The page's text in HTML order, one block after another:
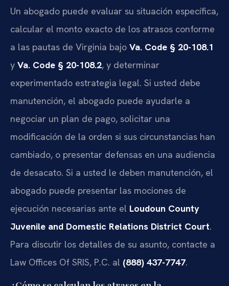
Un abogado puede evaluar su situación específica,
calcular el monto exacto de los atrasos conforme
a las pautas de Virginia bajo Va. Code § 20-108.1
y Va. Code § 20-108.2, y determinar
experimentado estrategia legal. Si usted debe
manutención, el abogado puede ayudarle a
negociar un plan de pago, solicitar una
modificación de la orden si sus circunstancias han
cambiado, o presentar defensas en una audiencia
de desacato. Si a usted le deben manutención, el
abogado puede presentar las mociones de
ejecución necesarias ante el Loudoun County
Juvenile and Domestic Relations District Court.
Para discutir los detalles de su asunto, contacte a
Law Offices Of SRIS, P.C. al (888) 437-7747.